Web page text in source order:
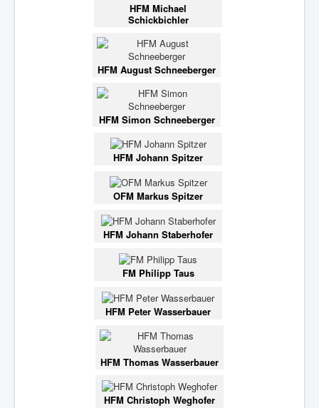
HFM Michael
Schickbichler
HFM August Schneeberger
HFM Simon Schneeberger
HFM Johann Spitzer
OFM Markus Spitzer
HFM Johann Staberhofer
FM Philipp Taus
HFM Peter Wasserbauer
HFM Thomas Wasserbauer
HFM Christoph Weghofer